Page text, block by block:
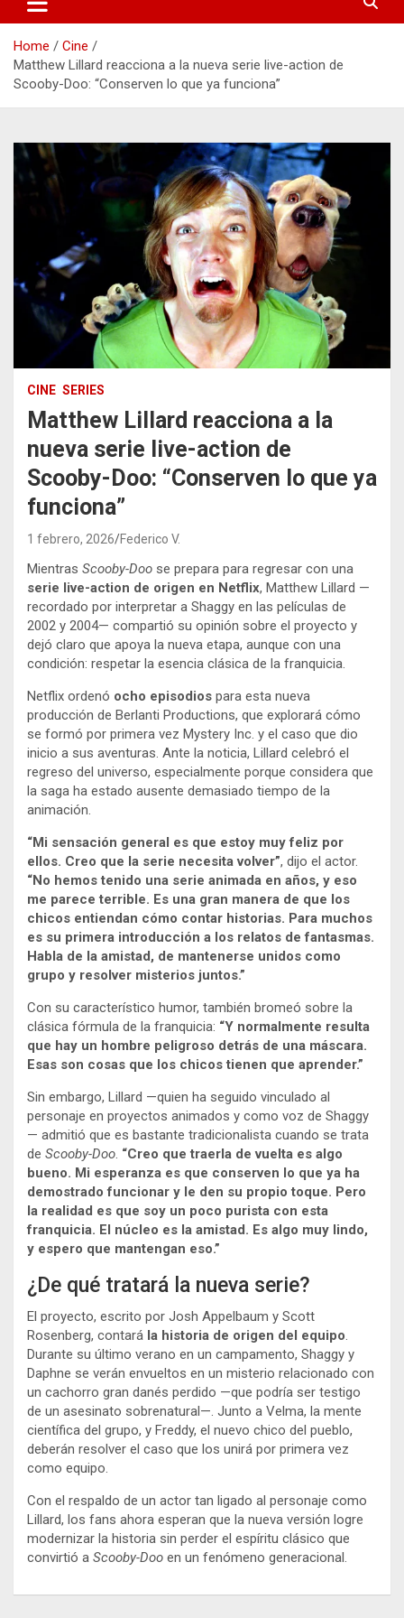
Home
Cine
Matthew Lillard reacciona a la nueva serie live-action de
Scooby-Doo: “Conserven lo que ya funciona”
CINE SERIES
Matthew Lillard reacciona a la
nueva serie live-action de
Scooby-Doo: “Conserven lo que ya
funciona”
1 febrero, 2026 Federico V.
Mientras Scooby-Doo se prepara para regresar con una
serie live-action de origen en Netflix, Matthew Lillard —
recordado por interpretar a Shaggy en las películas de
2002 y 2004— compartió su opinión sobre el proyecto y
dejó claro que apoya la nueva etapa, aunque con una
condición: respetar la esencia clásica de la franquicia.
Netflix ordenó ocho episodios para esta nueva
producción de Berlanti Productions, que explorará cómo
se formó por primera vez Mystery Inc. y el caso que dio
inicio a sus aventuras. Ante la noticia, Lillard celebró el
regreso del universo, especialmente porque considera que
la saga ha estado ausente demasiado tiempo de la
animación.
“Mi sensación general es que estoy muy feliz por
ellos. Creo que la serie necesita volver”, dijo el actor.
“No hemos tenido una serie animada en años, y eso
me parece terrible. Es una gran manera de que los
chicos entiendan cómo contar historias. Para muchos
es su primera introducción a los relatos de fantasmas.
Habla de la amistad, de mantenerse unidos como
grupo y resolver misterios juntos.”
Con su característico humor, también bromeó sobre la
clásica fórmula de la franquicia: “Y normalmente resulta
que hay un hombre peligroso detrás de una máscara.
Esas son cosas que los chicos tienen que aprender.”
Sin embargo, Lillard —quien ha seguido vinculado al
personaje en proyectos animados y como voz de Shaggy
— admitió que es bastante tradicionalista cuando se trata
de Scooby-Doo. “Creo que traerla de vuelta es algo
bueno. Mi esperanza es que conserven lo que ya ha
demostrado funcionar y le den su propio toque. Pero
la realidad es que soy un poco purista con esta
franquicia. El núcleo es la amistad. Es algo muy lindo,
y espero que mantengan eso.”
¿De qué tratará la nueva serie?
El proyecto, escrito por Josh Appelbaum y Scott
Rosenberg, contará la historia de origen del equipo.
Durante su último verano en un campamento, Shaggy y
Daphne se verán envueltos en un misterio relacionado con
un cachorro gran danés perdido —que podría ser testigo
de un asesinato sobrenatural—. Junto a Velma, la mente
científica del grupo, y Freddy, el nuevo chico del pueblo,
deberán resolver el caso que los unirá por primera vez
como equipo.
Con el respaldo de un actor tan ligado al personaje como
Lillard, los fans ahora esperan que la nueva versión logre
modernizar la historia sin perder el espíritu clásico que
convirtió a Scooby-Doo en un fenómeno generacional.